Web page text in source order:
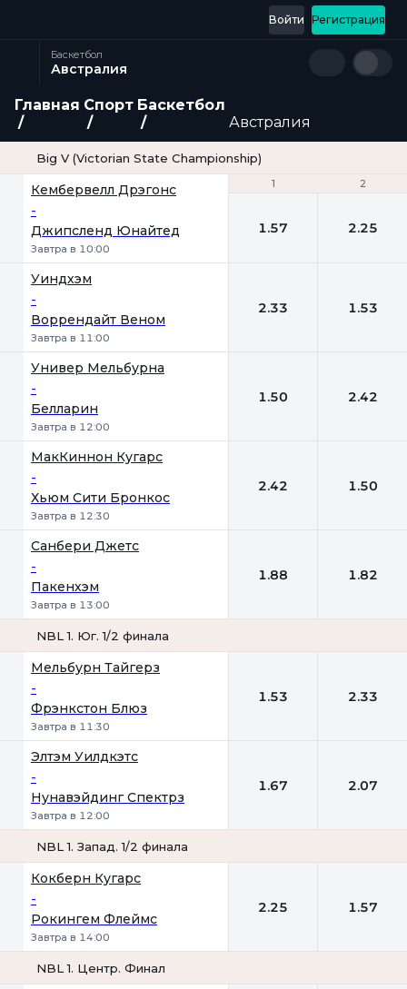
Регистрация
Войти
Баскетбол
Австралия
Главная Спорт Баскетбол
Австралия
Big V (Victorian State Championship)
1 2
Кембервелл Дрэгонс
-
Джипсленд Юнайтед
Завтра в 10:00
1 2
1.57 2.25
Уиндхэм
-
Воррендайт Веном
Завтра в 11:00
2.33 1.53
Универ Мельбурна
-
Белларин
Завтра в 12:00
1.50 2.42
МакКиннон Кугарс
-
Хьюм Сити Бронкос
Завтра в 12:30
2.42 1.50
Санбери Джетс
-
Пакенхэм
Завтра в 13:00
1.88 1.82
NBL 1. Юг. 1/2 финала
Мельбурн Тайгерз
-
Фрэнкстон Блюз
Завтра в 11:30
1.53 2.33
Элтэм Уилдкэтс
-
Нунавэйдинг Спектрз
Завтра в 12:00
1.67 2.07
NBL 1. Запад. 1/2 финала
Кокберн Кугарс
-
Рокингем Флеймс
Завтра в 14:00
2.25 1.57
NBL 1. Центр. Финал